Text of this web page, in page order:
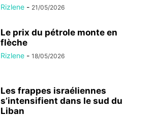
Rizlene - 21/05/2026
Le prix du pétrole monte en
flèche
Rizlene - 18/05/2026
Les frappes israéliennes
s’intensifient dans le sud du
Liban